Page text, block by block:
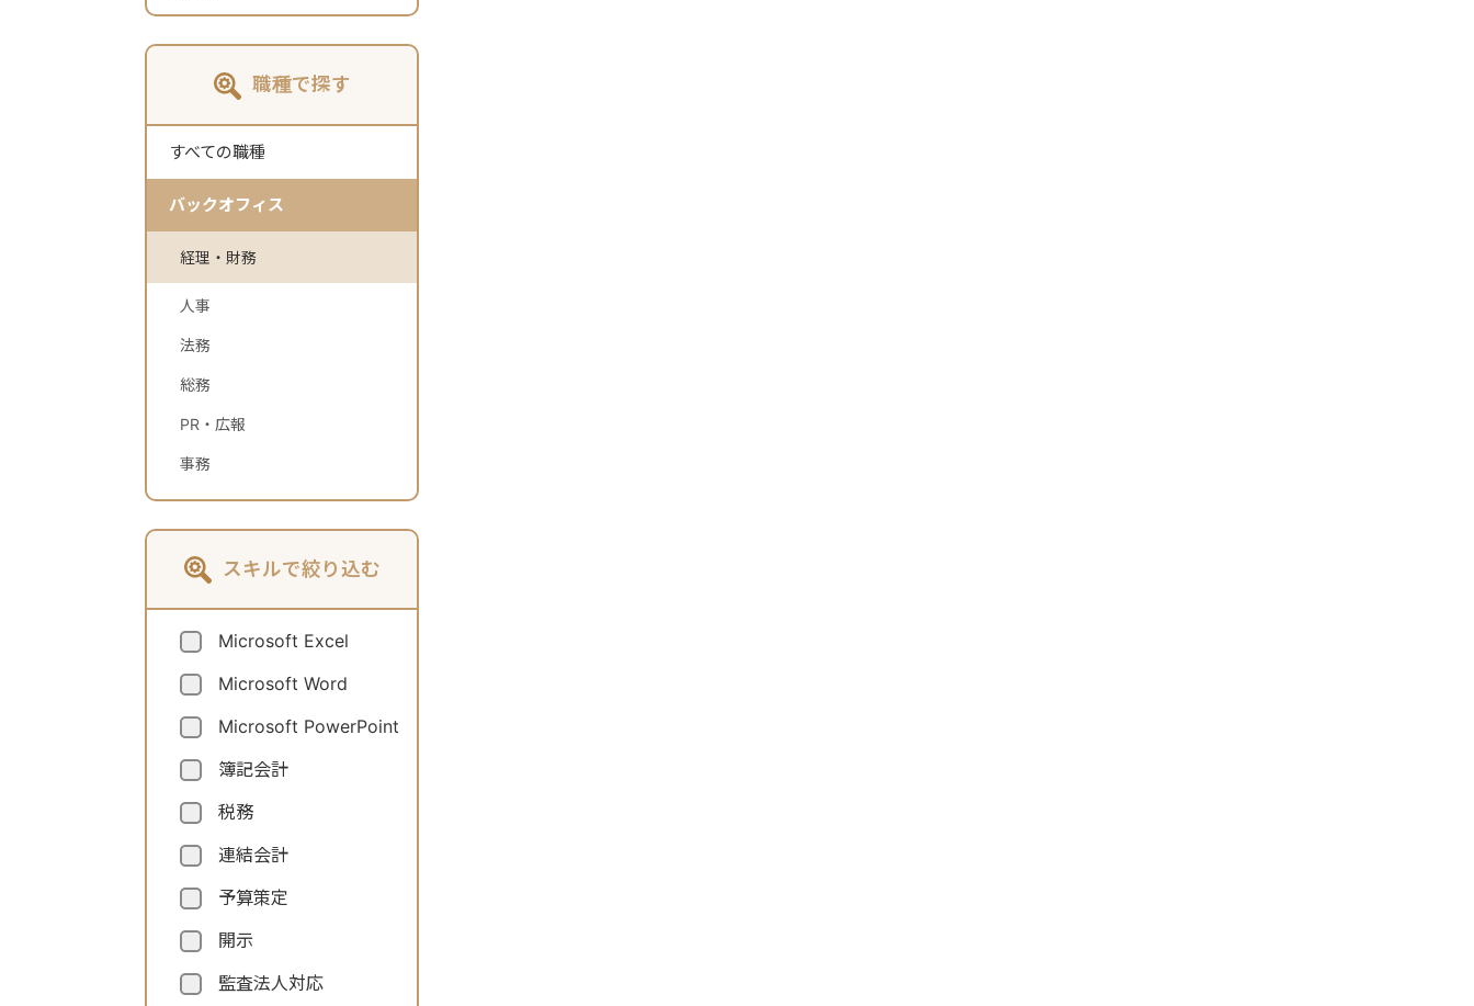
職種で探す
すべての職種
バックオフィス
経理・財務
人事
法務
総務
PR・広報
事務
スキルで絞り込む
Microsoft Excel
Microsoft Word
Microsoft PowerPoint
簿記会計
税務
連結会計
予算策定
開示
監査法人対応